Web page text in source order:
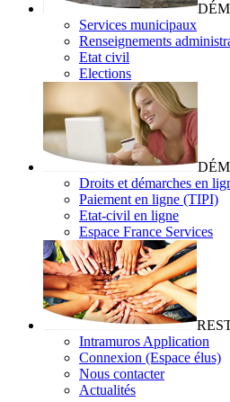
Services municipaux
Renseignements
Etat civil
Elections
Droits et démarches en
Paiement en ligne (TIPI)
Etat-civil en ligne
Espace France Services
Intramuros Application
Connexion (Espace élus)
Nous contacter
Actualités